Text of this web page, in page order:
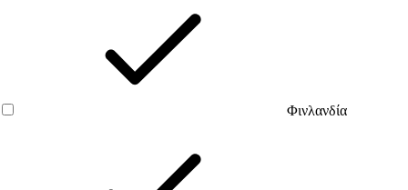
Φινλανδία